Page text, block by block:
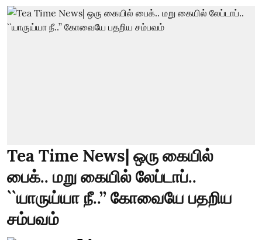
Tea Time News| ஒரு கையில்
பைக்.. மறு கையில் லேப்டாப்..
``யாருய்யா நீ..’’ கோவையே பதறிய
சம்பவம்